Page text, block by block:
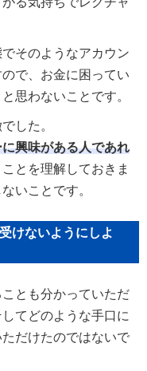
そのようなアカウン
で、お金に困ってい
思わないことです。
した。
興味がある人であれ
ことを理解しておきま
いことです。
けないようにしよ
とも分かっていただ
てどのような手口に
だけたのではないで